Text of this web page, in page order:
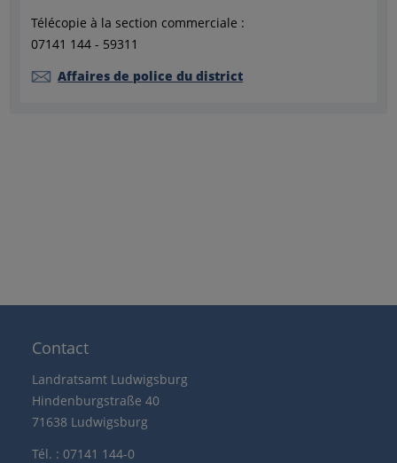
Télécopie à la section commerciale :
07141 144 - 59311
Affaires de police du district
Contact
Landratsamt Ludwigsburg
Hindenburgstraße 40
71638 Ludwigsburg
Tél. : 07141 144-0